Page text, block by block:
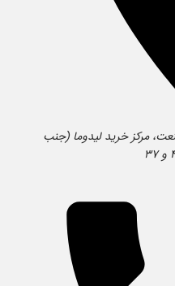
مرکز خرید لیدوما (جنب